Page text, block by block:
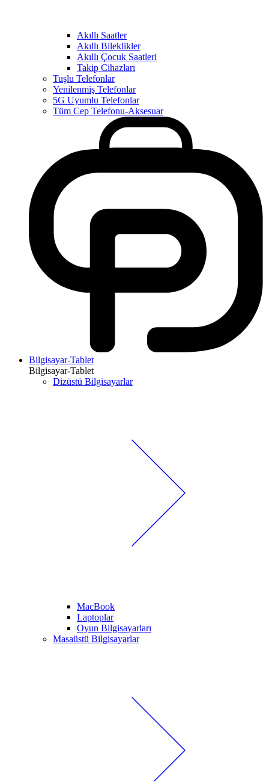
Akıllı Saatler
Akıllı Bileklikler
Akıllı Çocuk Saatleri
Takip Cihazları
Tuşlu Telefonlar
Yenilenmiş Telefonlar
5G Uyumlu Telefonlar
Tüm Cep Telefonu-Aksesuar
Bilgisayar-Tablet
Bilgisayar-Tablet
Dizüstü Bilgisayarlar
MacBook
Laptoplar
Oyun Bilgisayarları
Masaüstü Bilgisayarlar